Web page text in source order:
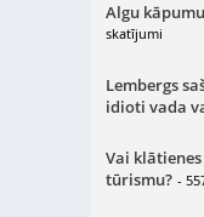
Algu
skatījumi
Lembergs
idioti vada
Vai
tūrismu? -